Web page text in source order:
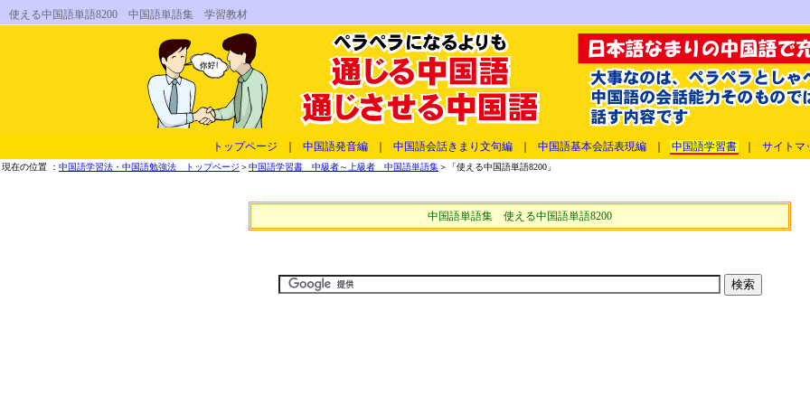
使える中国語単語8200 中国語単語集 学習教材
トップページ 中国語発音編 中国語会話きまり文句編 中国語基本会話表現編 中国語学習書 サイトマ
現在の位置 ： 中国語学習法・中国語勉強法 トップページ ＞中国語学習書 中級者～上級者 中国語単語集＞「使える中国語単語8200」
中国語単語集 使える中国語単語8200